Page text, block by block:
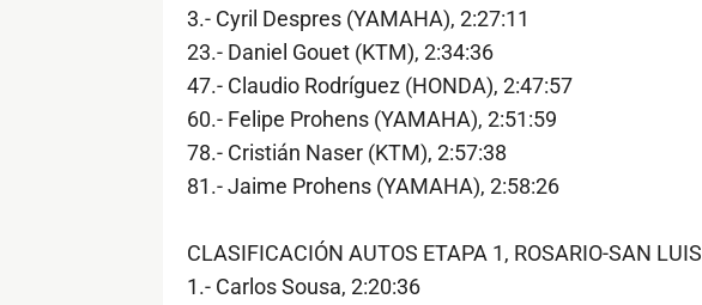
3.- Cyril Despres (YAMAHA), 2:27:11
23.- Daniel Gouet (KTM), 2:34:36
47.- Claudio Rodríguez (HONDA), 2:47:57
60.- Felipe Prohens (YAMAHA), 2:51:59
78.- Cristián Naser (KTM), 2:57:38
81.- Jaime Prohens (YAMAHA), 2:58:26
CLASIFICACIÓN AUTOS ETAPA 1, ROSARIO-SAN LUIS
1.- Carlos Sousa, 2:20:36